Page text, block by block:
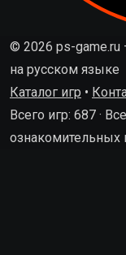
© 2026 ps-game.ru
на русском языке
Каталог игр •
Всего игр: 687 ·
ознакомительных